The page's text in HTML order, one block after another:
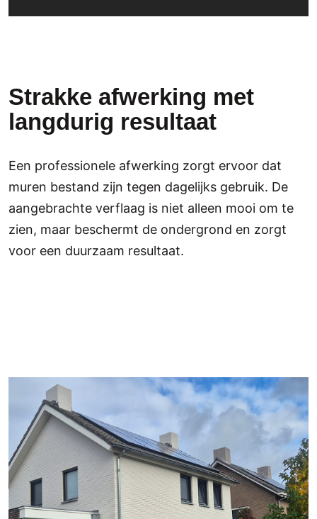
Strakke afwerking met
langdurig resultaat
Een professionele afwerking zorgt ervoor dat
muren bestand zijn tegen dagelijks gebruik. De
aangebrachte verflaag is niet alleen mooi om te
zien, maar beschermt de ondergrond en zorgt
voor een duurzaam resultaat.